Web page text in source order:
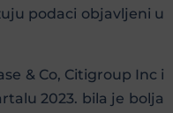
podaci objavljeni u
& Co, Citigroup Inc i
2023. bila je bolja